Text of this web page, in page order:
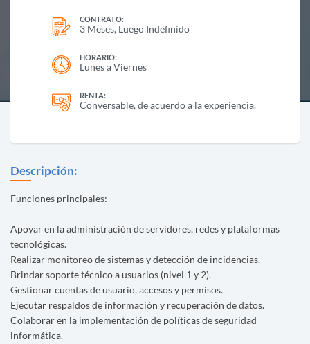
CONTRATO:
3 Meses, Luego Indefinido
HORARIO:
Lunes a Viernes
RENTA:
Conversable, de acuerdo a la experiencia.
Descripción:
Funciones principales:
Apoyar en la administración de servidores, redes y plataformas
tecnológicas.
Realizar monitoreo de sistemas y detección de incidencias.
Brindar soporte técnico a usuarios (nivel 1 y 2).
Gestionar cuentas de usuario, accesos y permisos.
Ejecutar respaldos de información y recuperación de datos.
Colaborar en la implementación de políticas de seguridad
informática.